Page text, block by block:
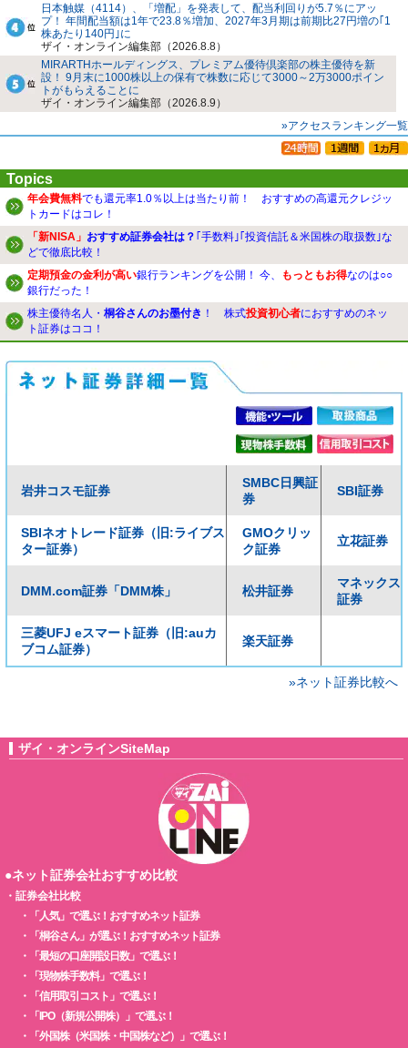
日本触媒（4114）、「増配」を発表して、配当利回りが5.7％にアッ
プ！ 年間配当額は1年で23.8％増加、2027年3月期は前期比27円増の｢1
株あたり140円｣に
ザイ・オンライン編集部（2026.8.8）
MIRARTHホールディングス、プレミアム優待倶楽部の株主優待を新
設！ 9月末に1000株以上の保有で株数に応じて3000～2万3000ポイン
トがもらえることに
ザイ・オンライン編集部（2026.8.9）
»アクセスランキング一覧
Topics
年会費無料でも還元率1.0％以上は当たり前！ おすすめの高還元クレジッ
トカードはコレ！
「新NISA」 おすすめ証券会社は？ ｢手数料｣｢投資信託＆米国株の取扱数｣な
どで徹底比較！
定期預金の金利が高い銀行ランキングを公開！ 今、 もっともお得なのは○○
銀行だった！
株主優待名人・ 桐谷さんのお墨付き ！ 株式投資初心者におすすめのネッ
ト証券はココ！
岩井コスモ証券
SMBC日興証
券
SBI証券
SBIネオトレード証券（旧:ライブス
ター証券）
GMOクリッ
ク証券
立花証券
DMM.com証券「DMM株」 松井証券
マネックス
証券
三菱UFJ eスマート証券（旧:auカ
ブコム証券）
楽天証券
»ネット証券比較へ
ザイ・オンラインSiteMap
●ネット証券会社おすすめ比較
・ 証券会社比較
・
「人気」で選ぶ！おすすめネット証券
・
「桐谷さん」が選ぶ！おすすめネット証券
・
「最短の口座開設日数」で選ぶ！
・
「現物株手数料」で選ぶ！
・
「信用取引コスト」で選ぶ！
・
「IPO（新規公開株）」で選ぶ！
・
「外国株（米国株・中国株など）」で選ぶ！